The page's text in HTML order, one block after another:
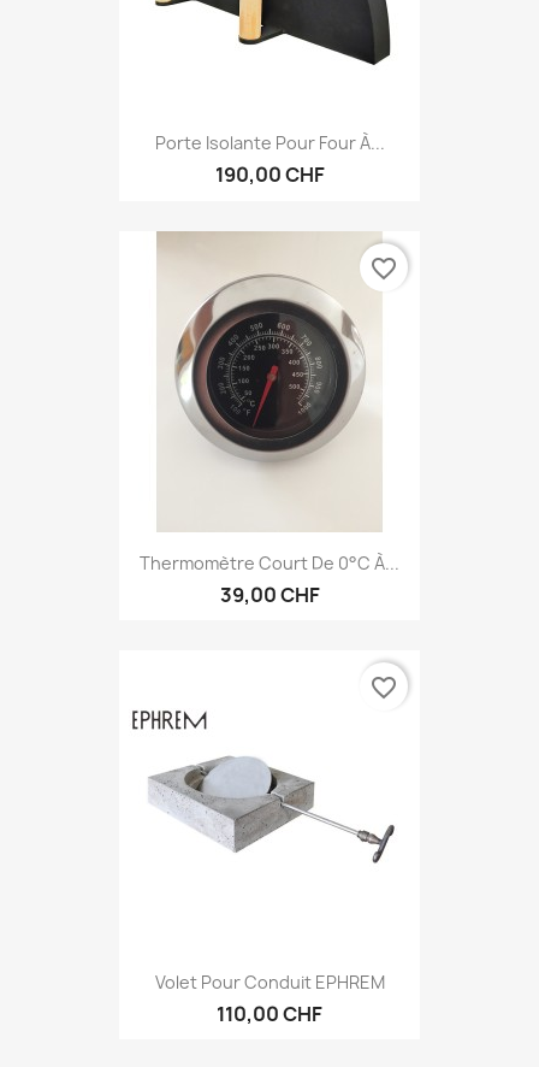
Porte Isolante Pour Four À...
190,00 CHF
Thermomètre Court De 0°C À...
39,00 CHF
favorite_border
Volet Pour Conduit EPHREM
110,00 CHF
favorite_border